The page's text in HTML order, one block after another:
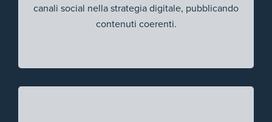
canali social nella strategia digitale, pubblicando
contenuti coerenti.